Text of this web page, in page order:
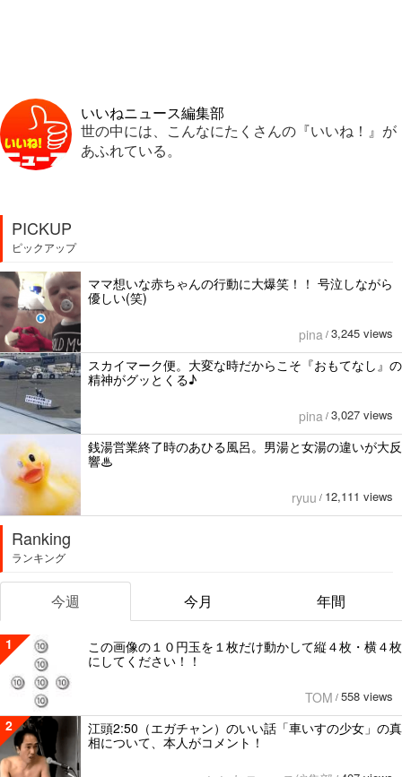
いいねニュース編集部
世の中には、こんなにたくさんの『いいね！』が
あふれている。
PICKUP
ピックアップ
ママ想いな赤ちゃんの行動に大爆笑！！ 号泣しながら
優しい(笑)
pina / 3,245 views
スカイマーク便。大変な時だからこそ『おもてなし』の
精神がグッとくる♪
pina / 3,027 views
銭湯営業終了時のあひる風呂。男湯と女湯の違いが大反
響♨
ryuu / 12,111 views
Ranking
ランキング
今週 今月 年間
1
この画像の１０円玉を１枚だけ動かして縦４枚・横４枚
にしてください！！
TOM / 558 views
2
江頭2:50（エガチャン）のいい話「車いすの少女」の真
相について、本人がコメント！